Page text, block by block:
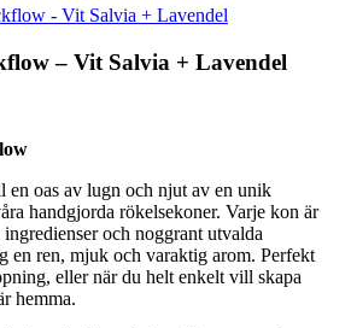
– Vit Salvia + Lavendel
en oas av lugn och njut av en unik
handgjorda rökelsekoner. Varje kon är
och noggrant utvalda
en ren, mjuk och varaktig arom. Perfekt
eller när du helt enkelt vill skapa
hemma.